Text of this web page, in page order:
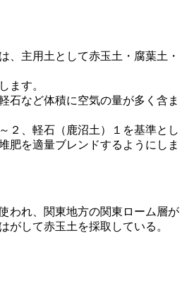
、主用土として赤玉土・腐葉土・
ます。
石など体積に空気の量が多く含ま
２、軽石（鹿沼土）１を基準とし
肥を適量ブレンドするようにしま
われ、関東地方の関東ローム層が
がして赤玉土を採取している。